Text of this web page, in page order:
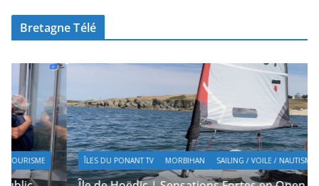
Bretagne Télé
ÎLES DU PONANT TV MORBIHAN SAILING / VOILE / NAUTISME